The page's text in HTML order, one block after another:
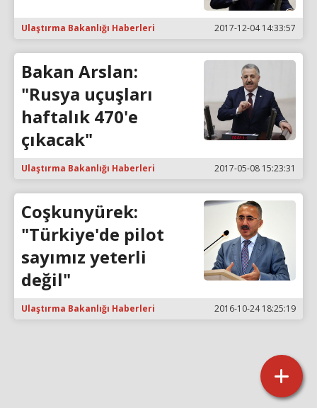
Ulaştırma Bakanlığı Haberleri 2017-12-04 14:33:57
Bakan Arslan:
"Rusya uçuşları
haftalık 470'e
çıkacak"
Ulaştırma Bakanlığı Haberleri 2017-05-08 15:23:31
Coşkunyürek:
"Türkiye'de pilot
sayımız yeterli
değil"
Ulaştırma Bakanlığı Haberleri 2016-10-24 18:25:19